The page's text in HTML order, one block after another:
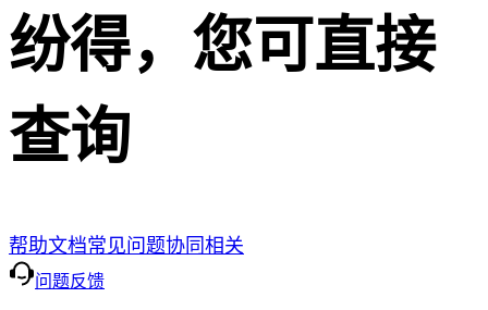
纷得，您可直接
查询
帮助文档常见问题协同相关
问题反馈